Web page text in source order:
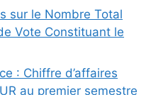
sur le Nombre Total
Vote Constituant le
: Chiffre d’affaires
au premier semestre